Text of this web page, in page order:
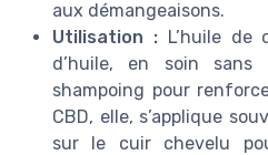
aux démangeaisons.
Utilisation :L’huile de
d’huile, en soin
shampoing pour
CBD, elle, s’applique
sur le cuir chevelu